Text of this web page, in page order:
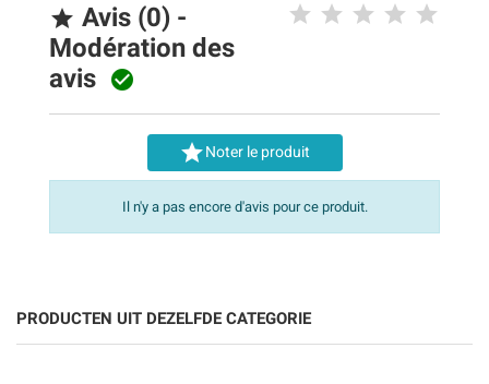
 Avis (0) -
Modération des
avis 
Noter le produit
Il n'y a pas encore d'avis pour ce produit.
PRODUCTEN UIT DEZELFDE CATEGORIE